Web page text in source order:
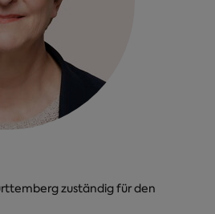
zuständig für den